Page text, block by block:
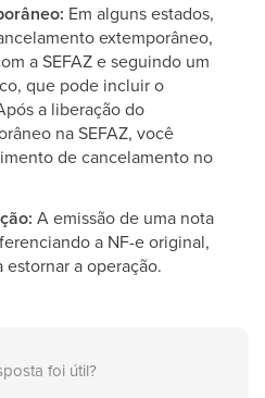
Em alguns estados,
extemporâneo,
a SEFAZ e seguindo um
que pode incluir o
a liberação do
na SEFAZ, você
de cancelamento no
A emissão de uma nota
a NF-e original,
a operação.
foi útil?